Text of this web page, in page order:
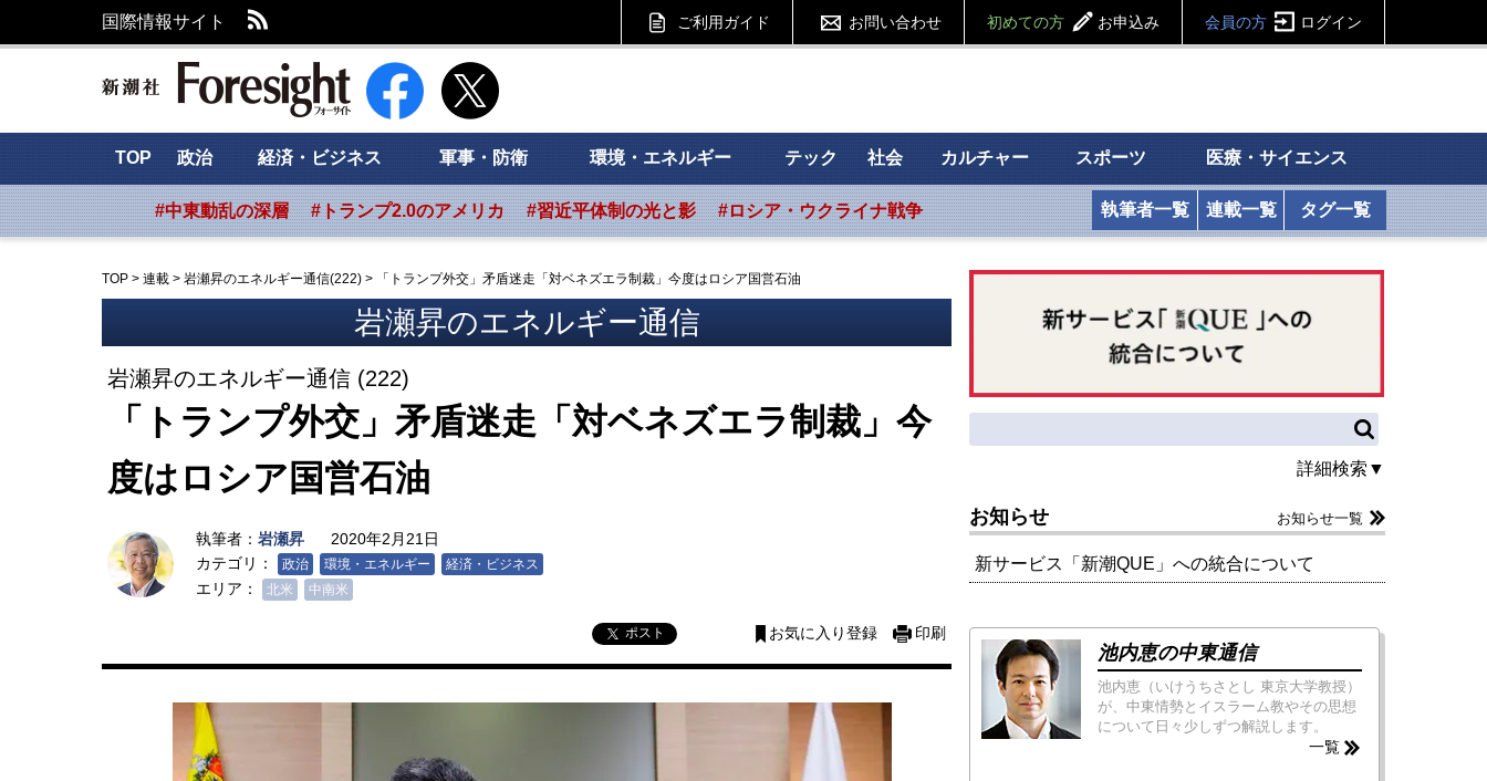
国際情報サイト ご利用ガイド お問い合わせ 初めての方 お申込み 会員の方 ログイン
新潮社 Foresight フォーサイト
TOP 政治 経済・ビジネス 軍事・防衛 環境・エネルギー テック 社会 カルチャー スポーツ 医療・サイエンス
#中東動乱の深層 #トランプ2.0のアメリカ #習近平体制の光と影 #ロシア・ウクライナ戦争 執筆者一覧 連載一覧 タグ一覧
TOP > 連載 > 岩瀬昇のエネルギー通信(222) > 「トランプ外交」矛盾迷走「対ベネズエラ制裁」今度はロシア国営石油
岩瀬昇のエネルギー通信
岩瀬昇のエネルギー通信 (222)
「トランプ外交」矛盾迷走「対ベネズエラ制裁」今
度はロシア国営石油
執筆者： 岩瀬昇
2020年2月21日
カテゴリ：
政治 環境・エネルギー 経済・ビジネス
エリア： 北米 中南米
ポスト お気に入り登録 印刷
詳細検索▼
お知らせ お知らせ一覧
新サービス「新潮QUE」への統合について
池内恵の中東通信
池内恵（いけうちさとし 東京大学教授）
が、中東情勢とイスラーム教やその思想
について日々少しずつ解説します。
一覧